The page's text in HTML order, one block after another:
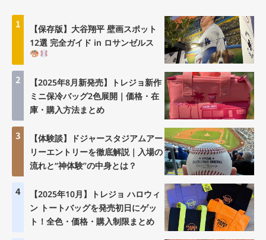
1
【保存版】大谷翔平 壁画スポット
12選 完全ガイド in ロサンゼルス
2
【2025年8月新発売】トレジョ新作
ミニ保冷バッグ2色展開｜価格・在
庫・購入方法まとめ
3
【体験談】ドジャースタジアムアー
リーエントリーを徹底解説｜入場の
流れと“神体験”の中身とは？
4
【2025年10月】トレジョ ハロウィ
ン トートバッグを発売初日にゲッ
ト！全色・価格・購入制限まとめ